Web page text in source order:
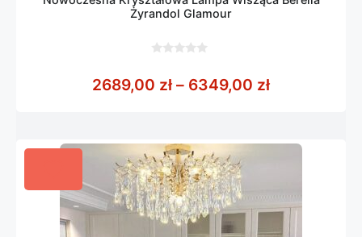
Żyrandol Glamour
5
2689,00 zł – 6349,00 złZakres cen: